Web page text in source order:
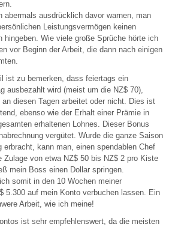
abermals ausdrücklich davor warnen, man
Leistungsvermögen keinen
hingeben. Wie viele große Sprüche hörte ich
vor Beginn der Arbeit, die dann nach einigen
ist zu bemerken, dass feiertags ein
ausbezahlt wird (meist um die NZ$ 70),
diesen Tagen arbeitet oder nicht. Dies ist
ebenso wie der Erhalt einer Prämie in
erhaltenen Lohnes. Dieser Bonus
vergütet. Wurde die ganze Saison
erbracht, kann man, einen spendablen Chef
Zulage von etwa NZ$ 50 bis NZ$ 2 pro Kiste
mein Boss einen Dollar springen.
somit in den 10 Wochen meiner
5.300 auf mein Konto verbuchen lassen. Ein
Arbeit, wie ich meine!
ist sehr empfehlenswert, da die meisten